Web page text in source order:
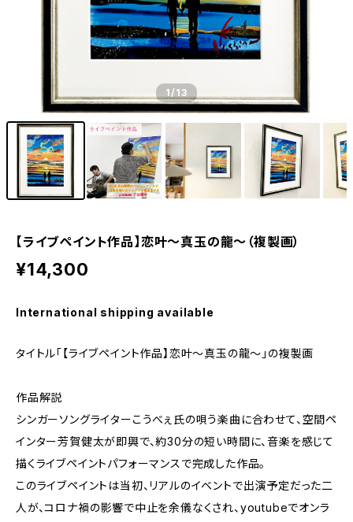
1/13
【ライブペイント作品】恋叶～真玉の龍～（複製画）
¥14,300
International shipping available
タイトル「【ライブペイント作品】恋叶～真玉の龍～」の複製画
作品解説
シンガーソングライターこうべぇ氏の唄う楽曲に合わせて、空間ペ
インター芳賀健太が即興で、約30分の短い時間に、音楽を感じて
描くライブペイントパフォーマンスで完成した作品。
このライブペイントは当初、リアルのイベントで出演予定だった二
人が、コロナ禍の影響で中止を余儀なくされ、youtubeでオンラ